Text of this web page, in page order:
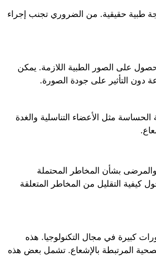
طبية حقيقية. من الضروري تجنب إجراء
على الصور الطبية اللازمة. يمكن
دون التأثير على جودة الصورة.
مثل الأعضاء التناسلية والغدة
بشأن المخاطر المحتملة
كيفية التقليل من المخاطر المتعلقة
كبيرة في مجال التكنولوجيا. هذه
المرتبطة بالإشعاع. تشمل بعض هذه